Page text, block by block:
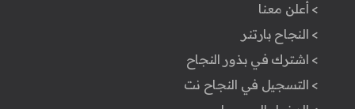
> أعلن معنا
> النجاح بارتنر
> اشترك في بذور النجاح
> التسجيل في النجاح نت